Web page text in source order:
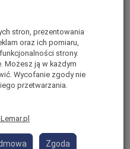
zapewniają pewne wejście i
użytkownika o ostatnim
na narzędzia i akcesoria.
przeznaczona do
EN 131
stron, prezentowania
oraz ich pomiaru,
strony.
Możesz ją w każdym
Wycofanie zgody nie
przetwarzania.
Zgoda